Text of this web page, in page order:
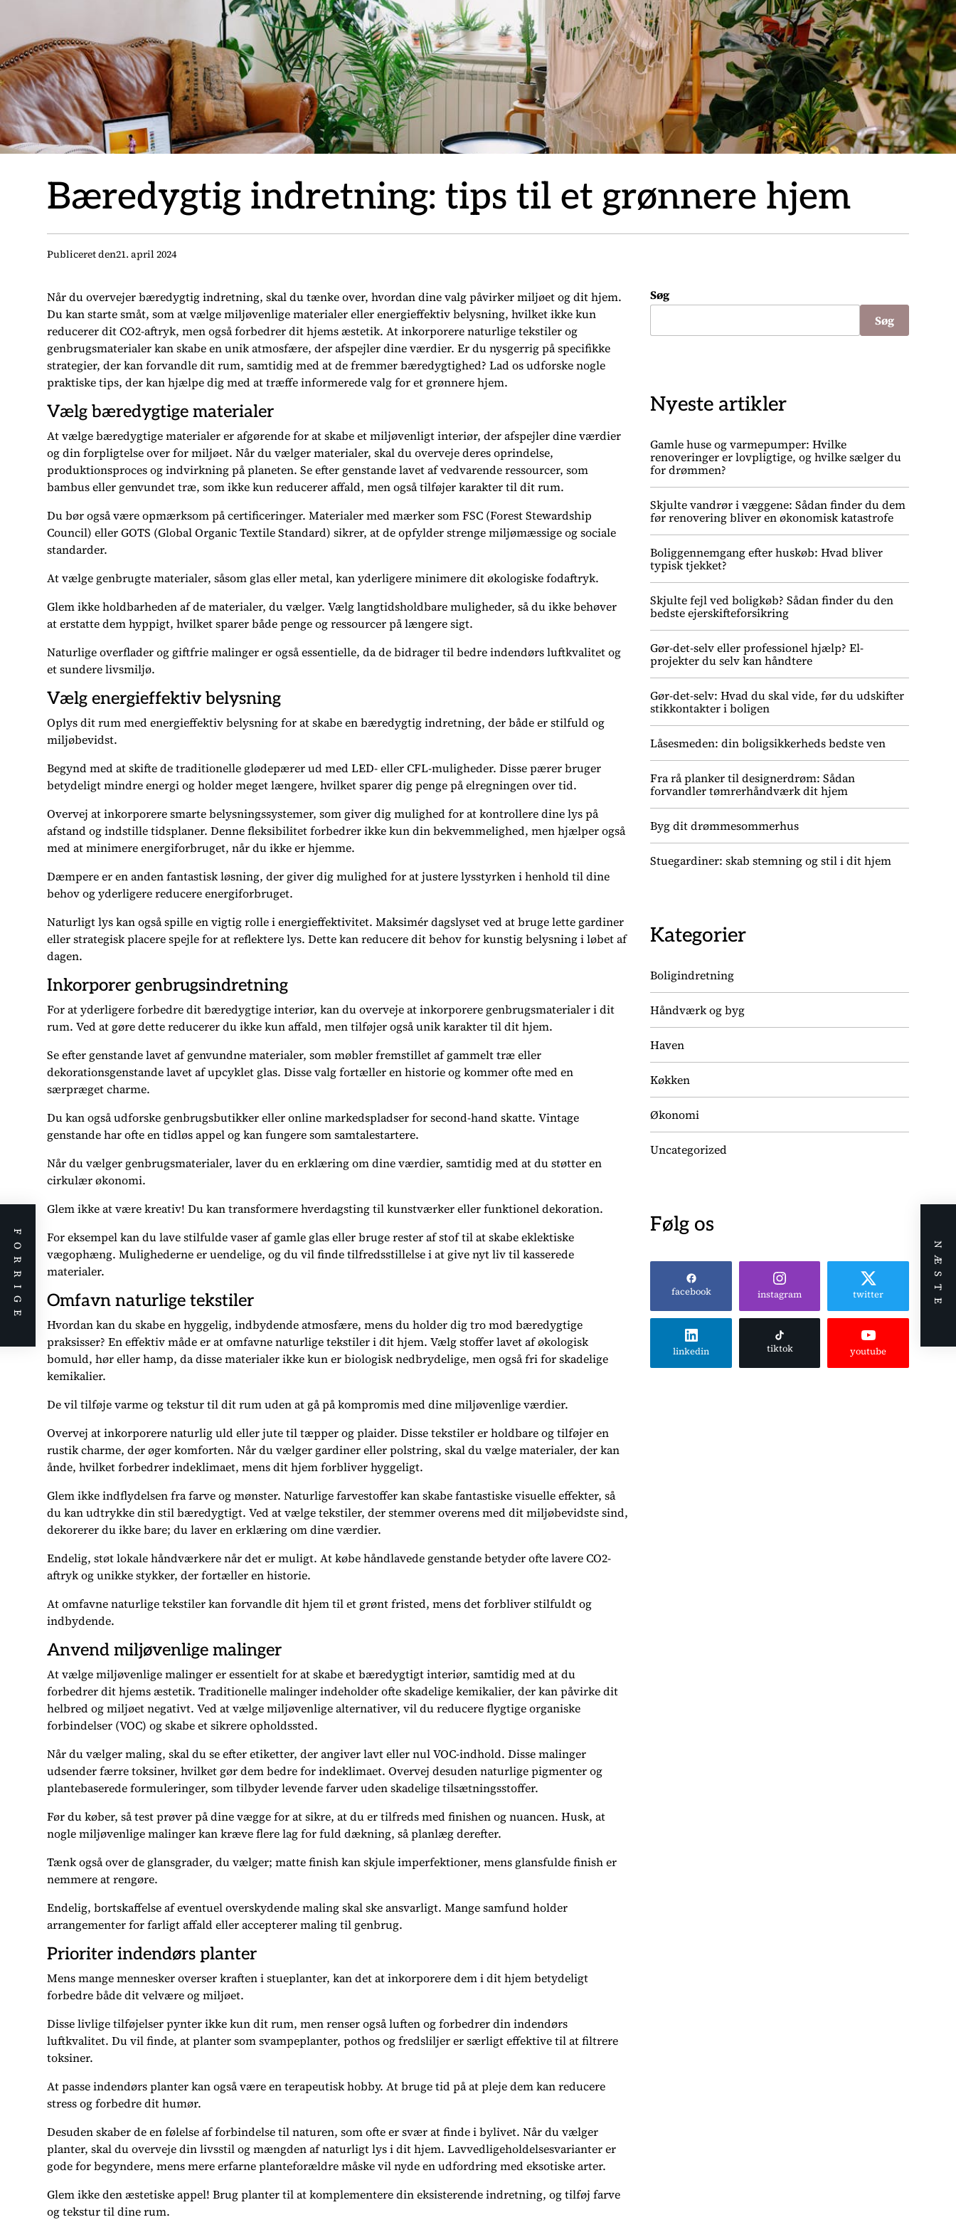
Bæredygtig indretning: tips til et grønnere hjem
Publiceret den21. april 2024
Når du overvejer bæredygtig indretning, skal du tænke over, hvordan dine valg påvirker miljøet og dit hjem.
Du kan starte småt, som at vælge miljøvenlige materialer eller energieffektiv belysning, hvilket ikke kun
reducerer dit CO2-aftryk, men også forbedrer dit hjems æstetik. At inkorporere naturlige tekstiler og
genbrugsmaterialer kan skabe en unik atmosfære, der afspejler dine værdier. Er du nysgerrig på specifikke
strategier, der kan forvandle dit rum, samtidig med at de fremmer bæredygtighed? Lad os udforske nogle
praktiske tips, der kan hjælpe dig med at træffe informerede valg for et grønnere hjem.
Vælg bæredygtige materialer
At vælge bæredygtige materialer er afgørende for at skabe et miljøvenligt interiør, der afspejler dine værdier
og din forpligtelse over for miljøet. Når du vælger materialer, skal du overveje deres oprindelse,
produktionsproces og indvirkning på planeten. Se efter genstande lavet af vedvarende ressourcer, som
bambus eller genvundet træ, som ikke kun reducerer affald, men også tilføjer karakter til dit rum.
Du bør også være opmærksom på certificeringer. Materialer med mærker som FSC (Forest Stewardship
Council) eller GOTS (Global Organic Textile Standard) sikrer, at de opfylder strenge miljømæssige og sociale
standarder.
At vælge genbrugte materialer, såsom glas eller metal, kan yderligere minimere dit økologiske fodaftryk.
Glem ikke holdbarheden af de materialer, du vælger. Vælg langtidsholdbare muligheder, så du ikke behøver
at erstatte dem hyppigt, hvilket sparer både penge og ressourcer på længere sigt.
Naturlige overflader og giftfrie malinger er også essentielle, da de bidrager til bedre indendørs luftkvalitet og
et sundere livsmiljø.
Vælg energieffektiv belysning
Oplys dit rum med energieffektiv belysning for at skabe en bæredygtig indretning, der både er stilfuld og
miljøbevidst.
Begynd med at skifte de traditionelle glødepærer ud med LED- eller CFL-muligheder. Disse pærer bruger
betydeligt mindre energi og holder meget længere, hvilket sparer dig penge på elregningen over tid.
Overvej at inkorporere smarte belysningssystemer, som giver dig mulighed for at kontrollere dine lys på
afstand og indstille tidsplaner. Denne fleksibilitet forbedrer ikke kun din bekvemmelighed, men hjælper også
med at minimere energiforbruget, når du ikke er hjemme.
Dæmpere er en anden fantastisk løsning, der giver dig mulighed for at justere lysstyrken i henhold til dine
behov og yderligere reducere energiforbruget.
Naturligt lys kan også spille en vigtig rolle i energieffektivitet. Maksimér dagslyset ved at bruge lette gardiner
eller strategisk placere spejle for at reflektere lys. Dette kan reducere dit behov for kunstig belysning i løbet af
dagen.
Inkorporer genbrugsindretning
For at yderligere forbedre dit bæredygtige interiør, kan du overveje at inkorporere genbrugsmaterialer i dit
rum. Ved at gøre dette reducerer du ikke kun affald, men tilføjer også unik karakter til dit hjem.
Se efter genstande lavet af genvundne materialer, som møbler fremstillet af gammelt træ eller
dekorationsgenstande lavet af upcyklet glas. Disse valg fortæller en historie og kommer ofte med en
særpræget charme.
Du kan også udforske genbrugsbutikker eller online markedspladser for second-hand skatte. Vintage
genstande har ofte en tidløs appel og kan fungere som samtalestartere.
Når du vælger genbrugsmaterialer, laver du en erklæring om dine værdier, samtidig med at du støtter en
cirkulær økonomi.
Glem ikke at være kreativ! Du kan transformere hverdagsting til kunstværker eller funktionel dekoration.
For eksempel kan du lave stilfulde vaser af gamle glas eller bruge rester af stof til at skabe eklektiske
vægophæng. Mulighederne er uendelige, og du vil finde tilfredsstillelse i at give nyt liv til kasserede
materialer.
Omfavn naturlige tekstiler
Hvordan kan du skabe en hyggelig, indbydende atmosfære, mens du holder dig tro mod bæredygtige
praksisser? En effektiv måde er at omfavne naturlige tekstiler i dit hjem. Vælg stoffer lavet af økologisk
bomuld, hør eller hamp, da disse materialer ikke kun er biologisk nedbrydelige, men også fri for skadelige
kemikalier.
De vil tilføje varme og tekstur til dit rum uden at gå på kompromis med dine miljøvenlige værdier.
Overvej at inkorporere naturlig uld eller jute til tæpper og plaider. Disse tekstiler er holdbare og tilføjer en
rustik charme, der øger komforten. Når du vælger gardiner eller polstring, skal du vælge materialer, der kan
ånde, hvilket forbedrer indeklimaet, mens dit hjem forbliver hyggeligt.
Glem ikke indflydelsen fra farve og mønster. Naturlige farvestoffer kan skabe fantastiske visuelle effekter, så
du kan udtrykke din stil bæredygtigt. Ved at vælge tekstiler, der stemmer overens med dit miljøbevidste sind,
dekorerer du ikke bare; du laver en erklæring om dine værdier.
Endelig, støt lokale håndværkere når det er muligt. At købe håndlavede genstande betyder ofte lavere CO2-
aftryk og unikke stykker, der fortæller en historie.
At omfavne naturlige tekstiler kan forvandle dit hjem til et grønt fristed, mens det forbliver stilfuldt og
indbydende.
Anvend miljøvenlige malinger
At vælge miljøvenlige malinger er essentielt for at skabe et bæredygtigt interiør, samtidig med at du
forbedrer dit hjems æstetik. Traditionelle malinger indeholder ofte skadelige kemikalier, der kan påvirke dit
helbred og miljøet negativt. Ved at vælge miljøvenlige alternativer, vil du reducere flygtige organiske
forbindelser (VOC) og skabe et sikrere opholdssted.
Når du vælger maling, skal du se efter etiketter, der angiver lavt eller nul VOC-indhold. Disse malinger
udsender færre toksiner, hvilket gør dem bedre for indeklimaet. Overvej desuden naturlige pigmenter og
plantebaserede formuleringer, som tilbyder levende farver uden skadelige tilsætningsstoffer.
Før du køber, så test prøver på dine vægge for at sikre, at du er tilfreds med finishen og nuancen. Husk, at
nogle miljøvenlige malinger kan kræve flere lag for fuld dækning, så planlæg derefter.
Tænk også over de glansgrader, du vælger; matte finish kan skjule imperfektioner, mens glansfulde finish er
nemmere at rengøre.
Endelig, bortskaffelse af eventuel overskydende maling skal ske ansvarligt. Mange samfund holder
arrangementer for farligt affald eller accepterer maling til genbrug.
Prioriter indendørs planter
Mens mange mennesker overser kraften i stueplanter, kan det at inkorporere dem i dit hjem betydeligt
forbedre både dit velvære og miljøet.
Disse livlige tilføjelser pynter ikke kun dit rum, men renser også luften og forbedrer din indendørs
luftkvalitet. Du vil finde, at planter som svampeplanter, pothos og fredsliljer er særligt effektive til at filtrere
toksiner.
At passe indendørs planter kan også være en terapeutisk hobby. At bruge tid på at pleje dem kan reducere
stress og forbedre dit humør.
Desuden skaber de en følelse af forbindelse til naturen, som ofte er svær at finde i bylivet. Når du vælger
planter, skal du overveje din livsstil og mængden af naturligt lys i dit hjem. Lavvedligeholdelsesvarianter er
gode for begyndere, mens mere erfarne planteforældre måske vil nyde en udfordring med eksotiske arter.
Glem ikke den æstetiske appel! Brug planter til at komplementere din eksisterende indretning, og tilføj farve
og tekstur til dine rum.
Søg
Søg
Nyeste artikler
Gamle huse og varmepumper: Hvilke
renoveringer er lovpligtige, og hvilke sælger du
for drømmen?
Skjulte vandrør i væggene: Sådan finder du dem
før renovering bliver en økonomisk katastrofe
Boliggennemgang efter huskøb: Hvad bliver
typisk tjekket?
Skjulte fejl ved boligkøb? Sådan finder du den
bedste ejerskifteforsikring
Gør-det-selv eller professionel hjælp? El-
projekter du selv kan håndtere
Gør-det-selv: Hvad du skal vide, før du udskifter
stikkontakter i boligen
Låsesmeden: din boligsikkerheds bedste ven
Fra rå planker til designerdrøm: Sådan
forvandler tømrerhåndværk dit hjem
Byg dit drømmesommerhus
Stuegardiner: skab stemning og stil i dit hjem
Kategorier
Boligindretning
Håndværk og byg
Haven
Køkken
Økonomi
Uncategorized
Følg os
facebook instagram twitter
linkedin tiktok youtube
FORRIGE NÆSTE